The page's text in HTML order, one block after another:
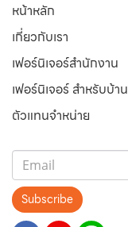
หน้าหลัก
เกี่ยวกับเรา
เฟอร์นิเจอร์สำนักงาน
เฟอร์นิเจอร์ สำหรับบ้าน
ตัวแทนจำหน่าย
Subscribe